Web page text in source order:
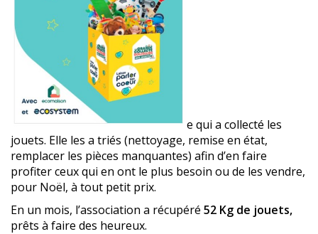
e qui a collecté les
jouets. Elle les a triés (nettoyage, remise en état,
remplacer les pièces manquantes) afin d’en faire
profiter ceux qui en ont le plus besoin ou de les vendre,
pour Noël, à tout petit prix.
En un mois, l’association a récupéré 52 Kg de jouets,
prêts à faire des heureux.